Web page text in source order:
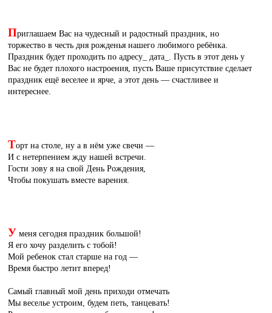
Приглашаем Вас на чудесный и радостный праздник, но
торжество в честь дня рожденья нашего любимого ребёнка.
Праздник будет проходить по адресу_ дата_. Пусть в этот день у
Вас не будет плохого настроения, пусть Ваше присутствие сделает
праздник ещё веселее и ярче, а этот день — счастливее и
интереснее.
Торт на столе, ну а в нём уже свечи —
И с нетерпением жду нашей встречи.
Гости зову я на свой День Рождения,
Чтобы покушать вместе варения.
У меня сегодня праздник большой!
Я его хочу разделить с тобой!
Мой ребенок стал старше на год —
Время быстро летит вперед!
Самый главный мой день приходи отмечать
Мы веселье устроим, будем петь, танцевать!